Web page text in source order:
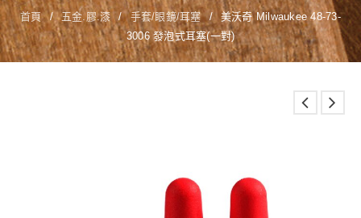
首頁 / 五金.膠.漆 / 手套/眼鏡/耳塞 /
美沃奇 Milwaukee 48-73-
3006 發泡式耳塞(一對)